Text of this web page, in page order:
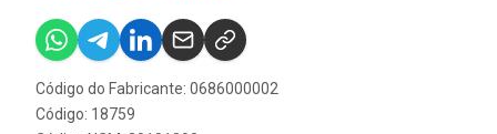
Código do Fabricante: 0686000002
Código: 18759